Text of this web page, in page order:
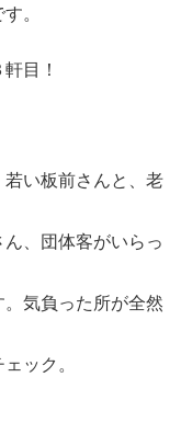
。
目！
い板前さんと、老
、団体客がいらっ
気負った所が全然
ック。